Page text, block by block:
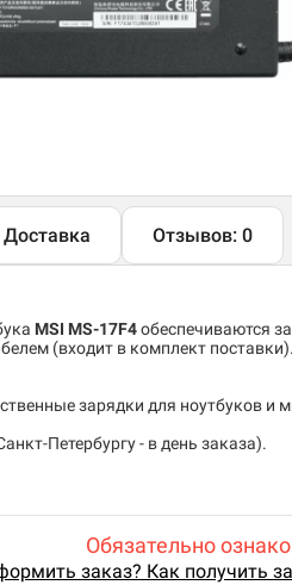
Доставка Отзывов: 0
MSI MS-17F4обеспечиваются
(входит в комплект
зарядки для ноутбуков и
Петербургу - в день заказа).
Обязательно
заказ? Как получить